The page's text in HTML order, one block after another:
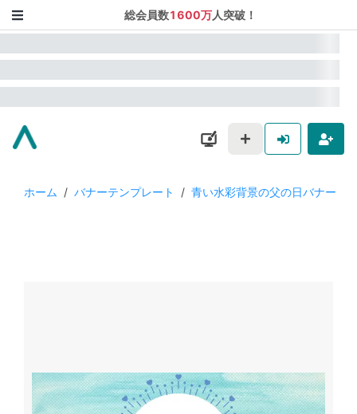
総会員数1600万人突破！
ホーム / バナーテンプレート / 青い水彩背景の父の日バナー